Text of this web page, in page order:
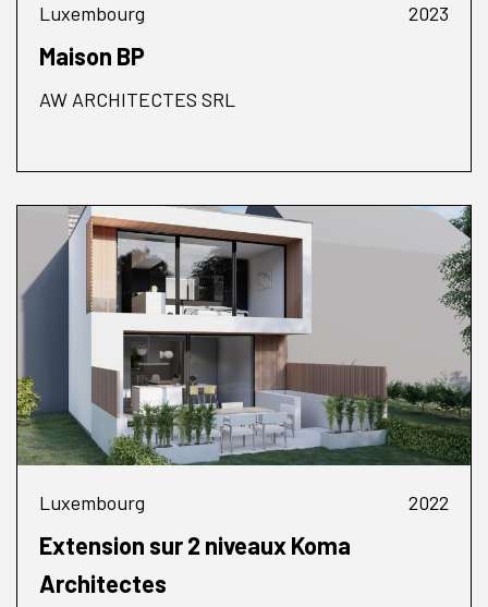
Luxembourg 2023
Maison BP
AW ARCHITECTES SRL
Luxembourg 2022
Extension sur 2 niveaux Koma
Architectes